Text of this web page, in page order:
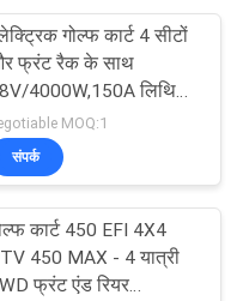
गोल्फ कार्ट 4 सीटों
फ्रंट रैक के साथ
4000W,150A लिथियम
MOQ:1
संपर्क
कार्ट 450 EFI 4X4
450 MAX - 4 यात्री
फ्रंट एंड रियर